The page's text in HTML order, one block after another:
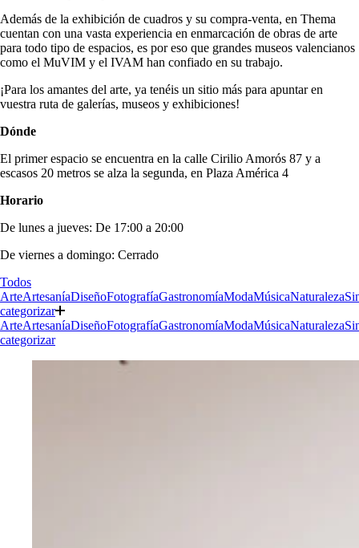
Además de la exhibición de cuadros y su compra-venta, en Thema
cuentan con una vasta experiencia en enmarcación de obras de arte
para todo tipo de espacios, es por eso que grandes museos valencianos
como el MuVIM y el IVAM han confiado en su trabajo.
¡Para los amantes del arte, ya tenéis un sitio más para apuntar en
vuestra ruta de galerías, museos y exhibiciones!
Dónde
El primer espacio se encuentra en la calle Cirilio Amorós 87 y a
escasos 20 metros se alza la segunda, en Plaza América 4
Horario
De lunes a jueves: De 17:00 a 20:00
De viernes a domingo: Cerrado
Todos
ArteArtesaníaDiseñoFotografíaGastronomíaModaMúsicaNaturaleza
categorizar
ArteArtesaníaDiseñoFotografíaGastronomíaModaMúsicaNaturaleza
categorizar